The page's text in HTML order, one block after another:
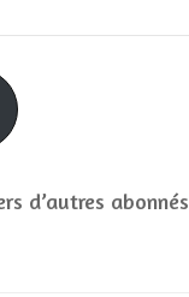
d’autres abonnés